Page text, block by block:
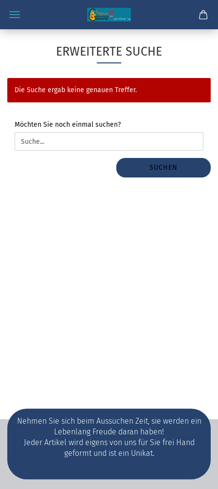
ERWEITERTE SUCHE
Die Suche ergab keine genauen Treffer.
MÖCHTEN
SIE
NOCH
EINMAL
Möchten Sie noch einmal suchen?
SUCHEN
Nehmen Sie sich beim Aussuchen Zeit, sie werden ein
Lebenlang Freude daran haben!
Jeder Artikel wird eigens von uns für Sie frei Hand
geformt und ist ein Unikat.